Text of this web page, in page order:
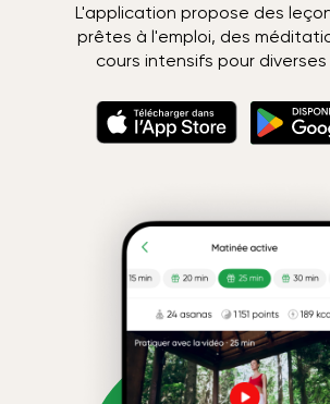
L'application propose des
prêtes à l'emploi, des
cours intensifs pour